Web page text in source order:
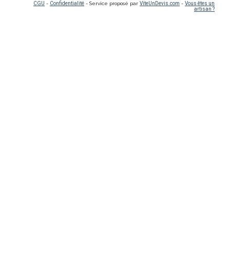
CGU - Confidentialité - Service proposé par ViteUnDevis.com - Vous êtes un
artisan ?